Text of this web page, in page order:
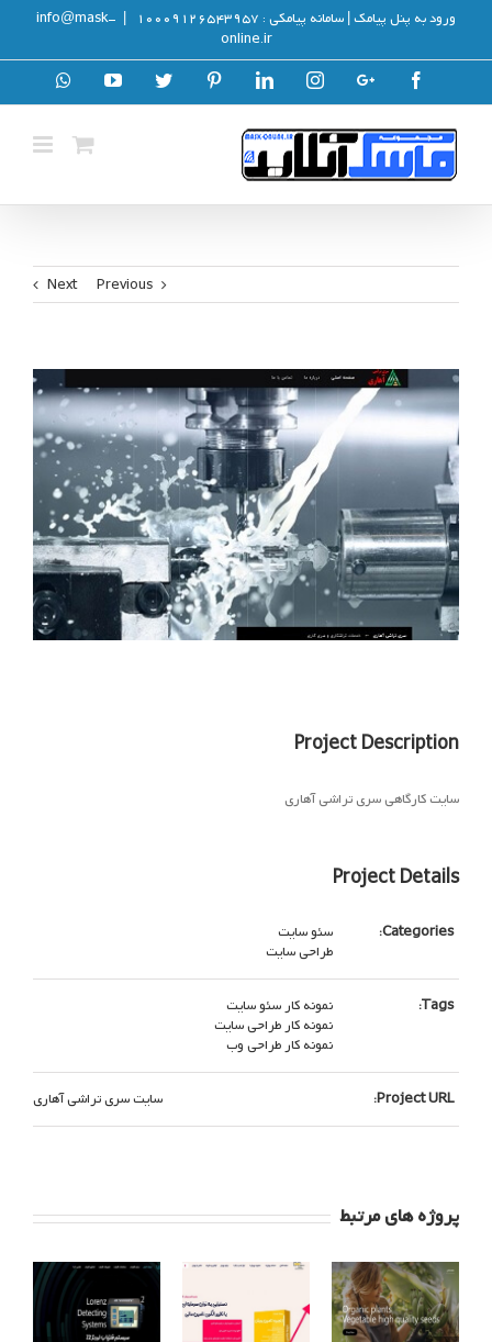
محتوا
ورود به پنل پیامک| سامانه پیامکی : 10009126543957
|
info@mask-
online.ir
Facebook
Google+
Instagram
LinkedIn
Pinterest
Twitter
YouTube
Previous
Next
View
Larger
Image
Project Description
سایت کارگاهی سری تراشی آهاری
Project Details
Categories:
سئو سایت
طراحی سایت
Tags:
نمونه کار سئو سایت
نمونه کار طراحی سایت
نمونه کار طراحی وب
Project URL: سایت سری تراشی آهاری
پروژه های مرتبط